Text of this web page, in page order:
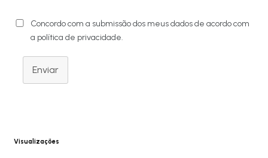
Concordo com a submissão dos meus dados de acordo com
a política de privacidade.
Enviar
Visualizações